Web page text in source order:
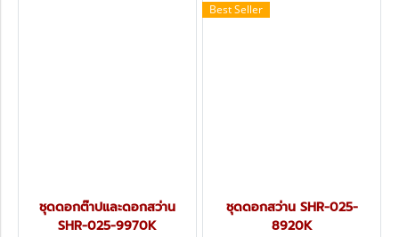
ชุดดอกต๊าปและดอกสว่าน
SHR-025-9970K
Best Seller
ชุดดอกสว่าน SHR-025-
8920K